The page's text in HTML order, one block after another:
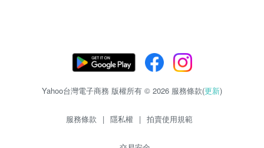
Yahoo台灣電子商務 版權所有 © 2026 服務條款(更新)
服務條款 | 隱私權 | 拍賣使用規範